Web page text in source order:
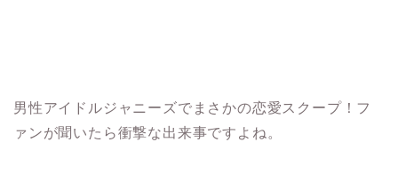
男性アイドルジャニーズでまさかの恋愛スクープ！フ
ァンが聞いたら衝撃な出来事ですよね。